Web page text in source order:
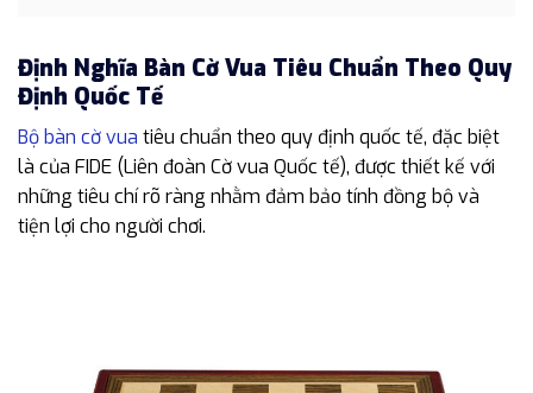
Định Nghĩa Bàn Cờ Vua Tiêu Chuẩn Theo Quy
Định Quốc Tế
Bộ bàn cờ vua tiêu chuẩn theo quy định quốc tế, đặc biệt
là của FIDE (Liên đoàn Cờ vua Quốc tế), được thiết kế với
những tiêu chí rõ ràng nhằm đảm bảo tính đồng bộ và
tiện lợi cho người chơi.